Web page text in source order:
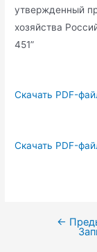
утвержденный
хозяйства
451”
Скачать PDF-
Скачать PDF-
Навигация
←